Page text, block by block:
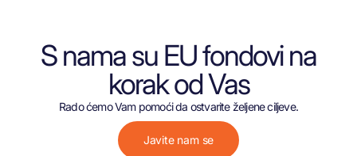
S nama su EU fondovi na
korak od Vas
Rado ćemo Vam pomoći da ostvarite željene ciljeve.
Javite nam se